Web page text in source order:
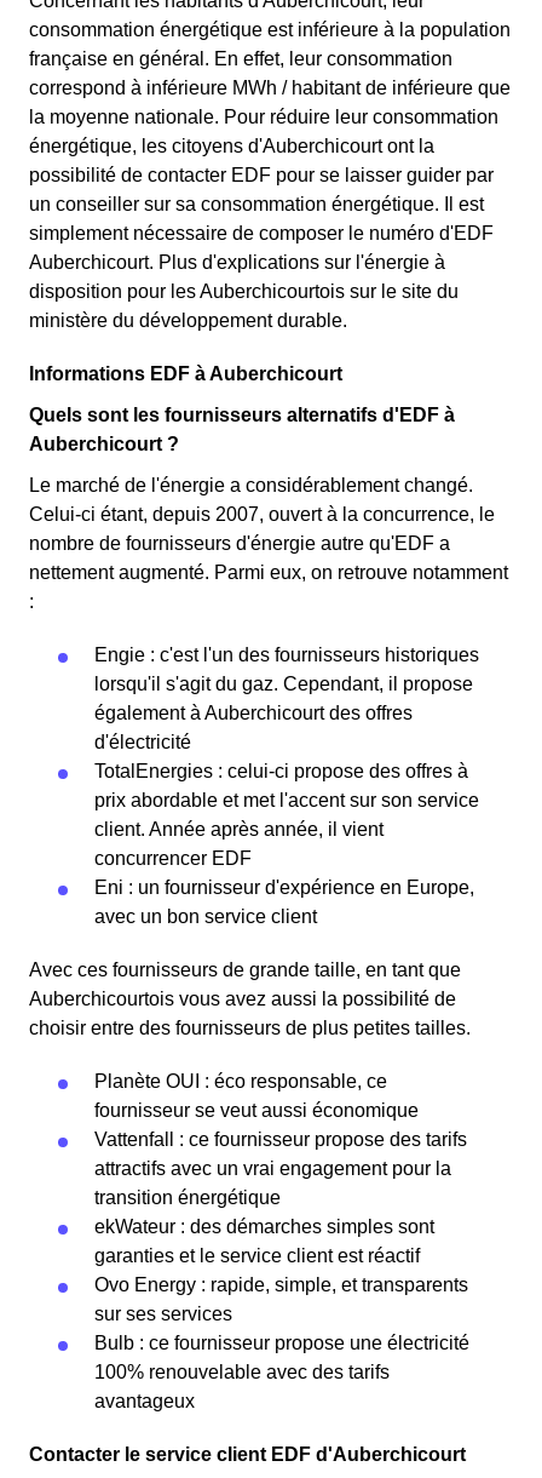
consommation énergétique est inférieure à la population
française en général. En effet, leur consommation
correspond à inférieure MWh / habitant de inférieure que
la moyenne nationale. Pour réduire leur consommation
énergétique, les citoyens d'Auberchicourt ont la
possibilité de contacter EDF pour se laisser guider par
un conseiller sur sa consommation énergétique. Il est
simplement nécessaire de composer le numéro d'EDF
Auberchicourt. Plus d'explications sur l'énergie à
disposition pour les Auberchicourtois sur le site du
ministère du développement durable.
Informations EDF à Auberchicourt
Quels sont les fournisseurs alternatifs d'EDF à
Auberchicourt ?
Le marché de l'énergie a considérablement changé.
Celui-ci étant, depuis 2007, ouvert à la concurrence, le
nombre de fournisseurs d'énergie autre qu'EDF a
nettement augmenté. Parmi eux, on retrouve notamment
:
Engie : c'est l'un des fournisseurs historiques
lorsqu'il s'agit du gaz. Cependant, il propose
également à Auberchicourt des offres
d'électricité
TotalEnergies : celui-ci propose des offres à
prix abordable et met l'accent sur son service
client. Année après année, il vient
concurrencer EDF
Eni : un fournisseur d'expérience en Europe,
avec un bon service client
Avec ces fournisseurs de grande taille, en tant que
Auberchicourtois vous avez aussi la possibilité de
choisir entre des fournisseurs de plus petites tailles.
Planète OUI : éco responsable, ce
fournisseur se veut aussi économique
Vattenfall : ce fournisseur propose des tarifs
attractifs avec un vrai engagement pour la
transition énergétique
ekWateur : des démarches simples sont
garanties et le service client est réactif
Ovo Energy : rapide, simple, et transparents
sur ses services
Bulb : ce fournisseur propose une électricité
100% renouvelable avec des tarifs
avantageux
Contacter le service client EDF d'Auberchicourt